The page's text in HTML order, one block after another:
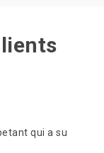
l’écoute Très